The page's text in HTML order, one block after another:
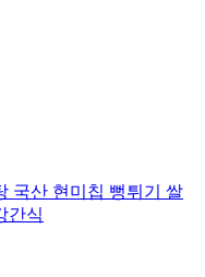
국산 현미칩 뻥튀기 쌀
간식